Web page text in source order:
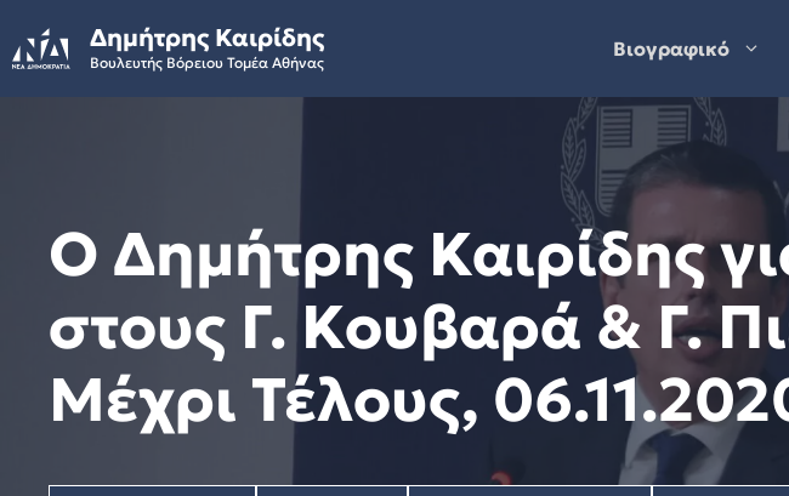
to
content
Δημήτρης Καιρίδης
Βουλευτής Βόρειου Τομέα Αθήνας
Βιογραφικό
Ο Δημήτρης Καιρίδης
στους Γ. Κουβαρά & Γ.
Μέχρι Τέλους,